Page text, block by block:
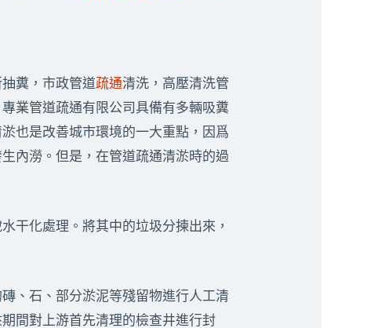
糞，市政管道疏通清洗，高壓清洗管
業管道疏通有限公司具備有多輛吸糞
也是改善城市環境的一大重點，因爲
內澇。但是，在管道疏通清淤時的過
化處理。將其中的垃圾分揀出來，
、石、部分淤泥等殘留物進行人工清
間對上游首先清理的檢查井進行封